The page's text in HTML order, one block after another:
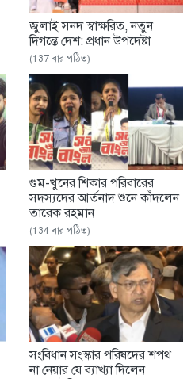
জুলাই সনদ স্বাক্ষরিত, নতুন
দিগন্তে দেশ: প্রধান উপদেষ্টা
(137 বার পঠিত)
গুম-খুনের শিকার পরিবারের
সদস্যদের আর্তনাদ শুনে কাঁদলেন
তারেক রহমান
(134 বার পঠিত)
সংবিধান সংস্কার পরিষদের শপথ
না নেয়ার যে ব্যাখ্যা দিলেন